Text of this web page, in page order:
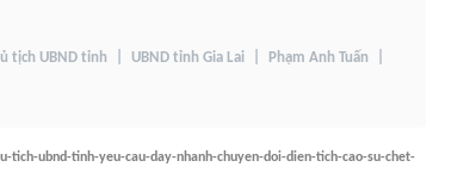
tịch UBND tỉnh UBND tỉnh Gia Lai Phạm Anh Tuấn
ubnd-tinh-yeu-cau-day-nhanh-chuyen-doi-dien-tich-cao-su-chet-